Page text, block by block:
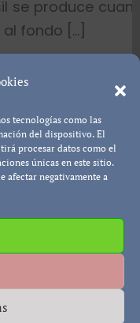
tecnologías como las
del dispositivo. El
procesar datos como el
únicas en este sitio.
afectar negativamente a
el pez
Leer